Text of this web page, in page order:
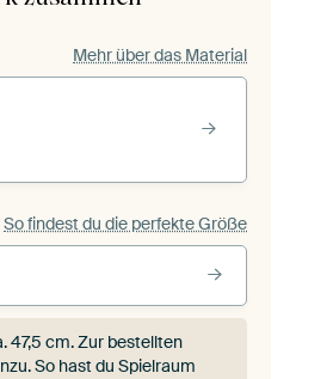
Mehr über das Material
So findest du die perfekte Größe
47,5 cm. Zur bestellten
So hast du Spielraum